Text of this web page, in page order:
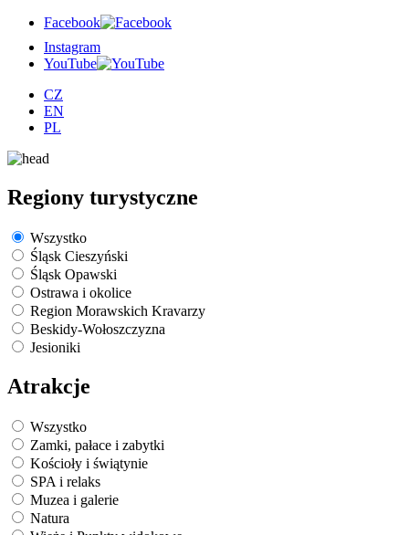
Facebook
Instagram
YouTube
CZ
EN
PL
Regiony turystyczne
Wszystko
Śląsk Cieszyński
Śląsk Opawski
Ostrawa i okolice
Region Morawskich Kravarzy
Beskidy-Wołoszczyzna
Jesioniki
Atrakcje
Wszystko
Zamki, pałace i zabytki
Kościoły i świątynie
SPA i relaks
Muzea i galerie
Natura